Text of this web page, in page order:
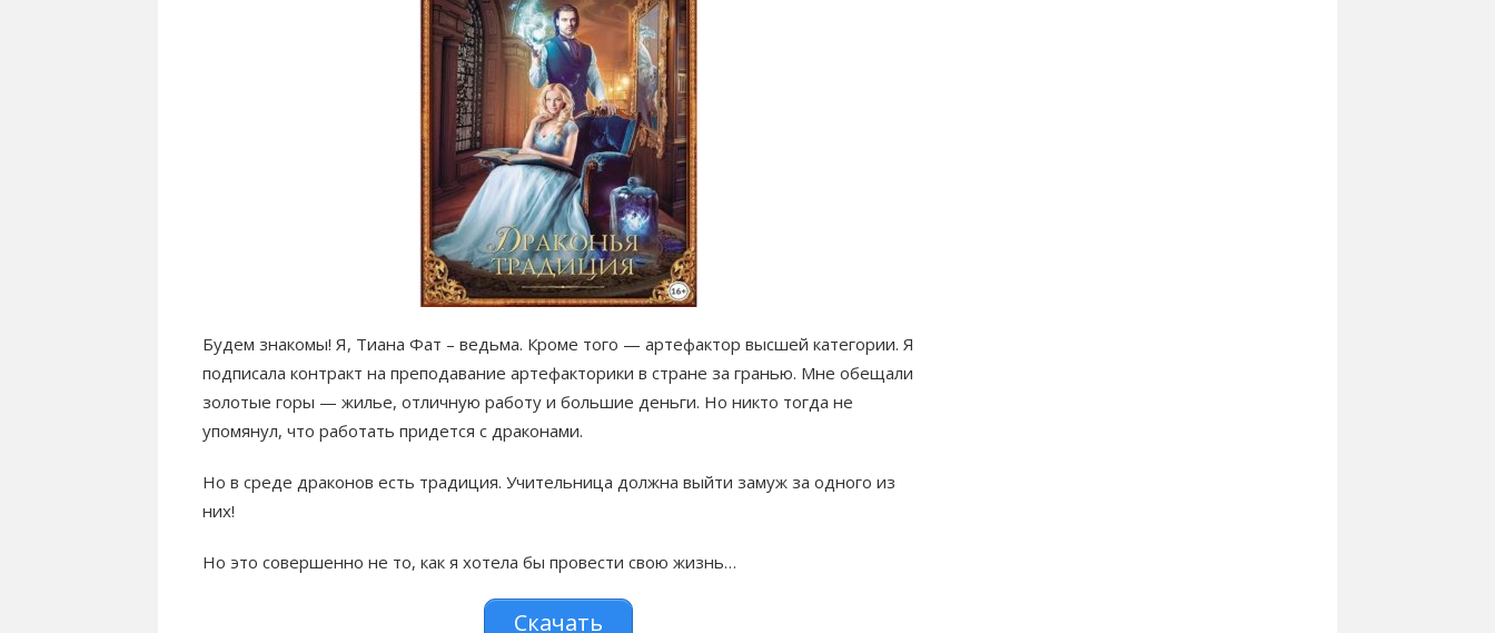
Будем знакомы! Я, Тиана Фат – ведьма. Кроме того — артефактор высшей категории. Я
подписала контракт на преподавание артефакторики в стране за гранью. Мне обещали
золотые горы — жилье, отличную работу и большие деньги. Но никто тогда не
упомянул, что работать придется с драконами.
Но в среде драконов есть традиция. Учительница должна выйти замуж за одного из
них!
Но это совершенно не то, как я хотела бы провести свою жизнь…
Скачать